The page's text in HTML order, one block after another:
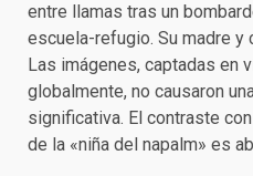
entre llamas tras un
escuela-refugio. Su madre y
Las imágenes, captadas en
globalmente, no causaron
significativa. El contraste
de la «niña del napalm» es